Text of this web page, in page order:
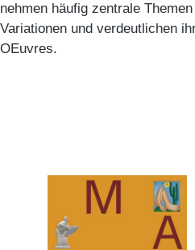
nehmen häufig zentrale
Variationen und verdeutlichen
OEuvres.